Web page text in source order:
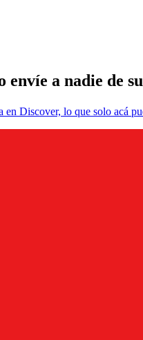
envíe a nadie de
Discover, lo que solo acá